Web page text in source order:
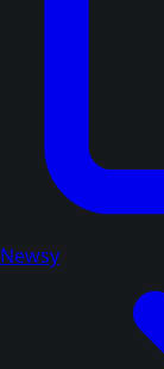
Newsy